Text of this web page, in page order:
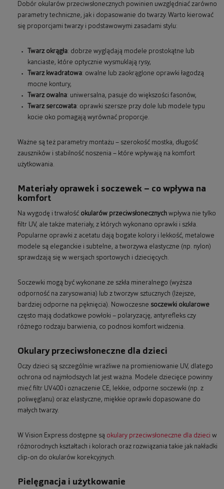
Dobór okularów przeciwsłonecznych powinien uwzględniać zarówno
parametry techniczne, jak i dopasowanie do twarzy. Warto kierować
się proporcjami twarzy i podstawowymi zasadami stylu:
Twarz okrągła: dobrze wyglądają modele prostokątne lub
kanciaste, które optycznie wysmuklają rysy,
Twarz kwadratowa: owalne lub zaokrąglone oprawki łagodzą
mocne kontury,
Twarz owalna: uniwersalna, pasuje do większości fasonów,
Twarz sercowata: oprawki szersze przy dole lub modele typu
kocie oko pomagają wyrównać proporcje.
Ważne są też parametry montażu – szerokość mostka, długość
zauszników i stabilność noszenia – które wpływają na komfort
użytkowania.
Materiały oprawek i soczewek – co wpływa na
komfort
Na wygodę i trwałość okularów przeciwsłonecznych wpływa nie tylko
filtr UV, ale także materiały, z których wykonano oprawki i szkła.
Popularne oprawki z acetatu dają bogate kolory i lekkość, metalowe
modele są eleganckie i subtelne, a tworzywa elastyczne (np. nylon)
sprawdzają się w wersjach sportowych i dziecięcych.
Soczewki mogą być wykonane ze szkła mineralnego (wyższa
odporność na zarysowania) lub z tworzyw sztucznych (lżejsze,
bardziej odporne na pęknięcia). Nowoczesne soczewki okularowe
często mają dodatkowe powłoki – polaryzację, antyrefleks czy
różnego rodzaju barwienia, co podnosi komfort widzenia.
Okulary przeciwsłoneczne dla dzieci
Oczy dzieci są szczególnie wrażliwe na promieniowanie UV, dlatego
ochrona od najmłodszych lat jest ważna. Modele dziecięce powinny
mieć filtr UV400 i oznaczenie CE, lekkie, odporne soczewki (np. z
poliwęglanu) oraz elastyczne, miękkie oprawki dopasowane do
małych twarzy.
W Vision Express dostępne są okulary przeciwsłoneczne dla dzieci w
różnorodnych kształtach i kolorach oraz rozwiązania takie jak nakładki
clip-on do okularów korekcyjnych.
Pielęgnacja i użytkowanie